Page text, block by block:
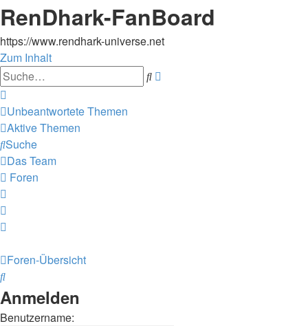
RenDhark-FanBoard
https://www.rendhark-universe.net
Zum Inhalt
Suche
Unbeantwortete Themen
Aktive Themen
Suche
Das Team
Foren
Foren-Übersicht
Suche
Anmelden
Benutzername: